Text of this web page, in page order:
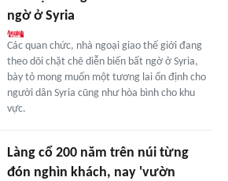
ngờ ở Syria
Các quan chức, nhà ngoại giao thế giới đang
theo dõi chặt chẽ diễn biến bất ngờ ở Syria,
bày tỏ mong muốn một tương lai ổn định cho
người dân Syria cũng như hòa bình cho khu
vực.
Làng cổ 200 năm trên núi từng
đón nghìn khách, nay 'vườn